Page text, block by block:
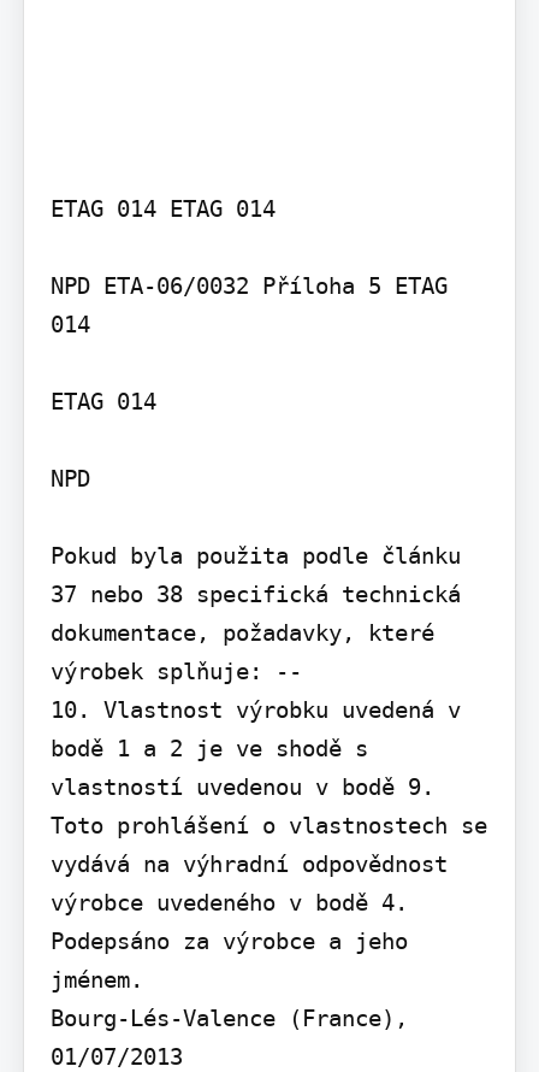
ETAG 014 ETAG 014
NPD ETA-06/0032 Příloha 5 ETAG
014
ETAG 014
NPD
Pokud byla použita podle článku
37 nebo 38 specifická technická
dokumentace, požadavky, které
výrobek splňuje: --
10. Vlastnost výrobku uvedená v
bodě 1 a 2 je ve shodě s
vlastností uvedenou v bodě 9.
Toto prohlášení o vlastnostech se
vydává na výhradní odpovědnost
výrobce uvedeného v bodě 4.
Podepsáno za výrobce a jeho
jménem.
Bourg-Lés-Valence (France),
01/07/2013